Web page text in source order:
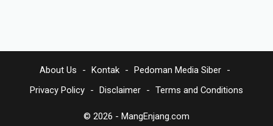
About Us Kontak
Pedoman Media Siber
Privacy Policy
Disclaimer Terms and Conditions
© 2026 - MangEnjang.com